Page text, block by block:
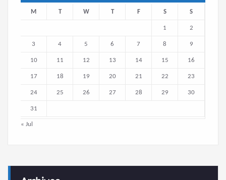
M T W T F S S
1 2
3 4 5 6 7 8 9
10 11 12 13 14 15 16
17 18 19 20 21 22 23
24 25 26 27 28 29 30
31
« Jul